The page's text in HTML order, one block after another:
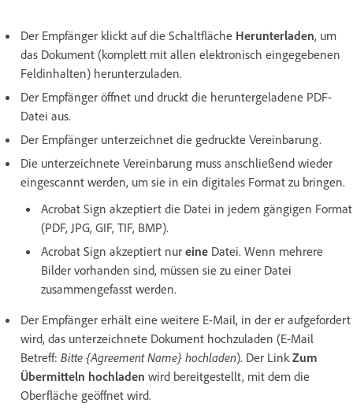
Der Empfänger klickt auf die Schaltfläche Herunterladen, um
das Dokument (komplett mit allen elektronisch eingegebenen
Feldinhalten) herunterzuladen.
Der Empfänger öffnet und druckt die heruntergeladene PDF-
Datei aus.
Der Empfänger unterzeichnet die gedruckte Vereinbarung.
Die unterzeichnete Vereinbarung muss anschließend wieder
eingescannt werden, um sie in ein digitales Format zu bringen.
Acrobat Sign akzeptiert die Datei in jedem gängigen Format
(PDF, JPG, GIF, TIF, BMP).
Acrobat Sign akzeptiert nur eine Datei. Wenn mehrere
Bilder vorhanden sind, müssen sie zu einer Datei
zusammengefasst werden.
Der Empfänger erhält eine weitere E-Mail, in der er aufgefordert
wird, das unterzeichnete Dokument hochzuladen (E-Mail
Betreff: Bitte {Agreement Name} hochladen). Der LinkZum
Übermitteln hochladen wird bereitgestellt, mit dem die
Oberfläche geöffnet wird.